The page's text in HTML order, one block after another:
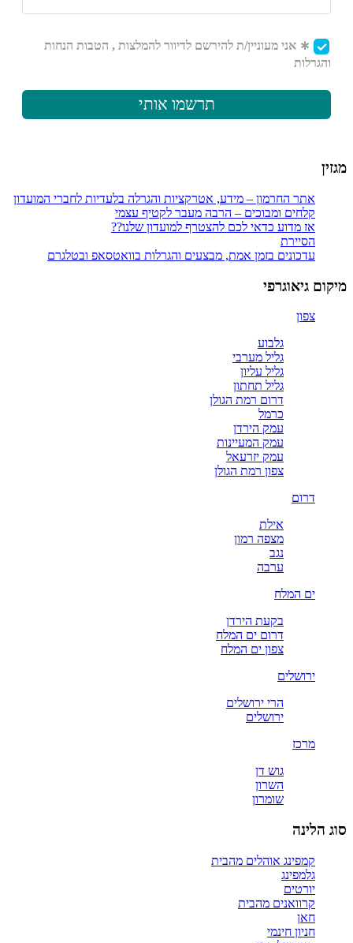
מגזין
אתר החרמון – מידע, אטרקציות והגרלה בלעדיות לחברי המועדון
קלחים ומבוכים – הרבה מעבר לקטיף עצמי
אז מדוע כדאי לכם להצטרף למועדון שלנו??
הסיירת
עדכונים בזמן אמת, מבצעים והגרלות בוואטסאפ ובטלגרם
מיקום גיאוגרפי
צפון
גלבוע
גליל מערבי
גליל עליון
גליל תחתון
דרום רמת הגולן
כרמל
עמק הירדן
עמק המעיינות
עמק יזרעאל
צפון רמת הגולן
דרום
אילת
מצפה רמון
נגב
ערבה
ים המלח
בקעת הירדן
דרום ים המלח
צפון ים המלח
ירושלים
הרי ירושלים
ירושלים
מרכז
גוש דן
השרון
שומרון
סוג הלינה
קמפינג אוהלים מהבית
גלמפינג
יורטים
קרוואנים מהבית
חאן
חניון חינמי